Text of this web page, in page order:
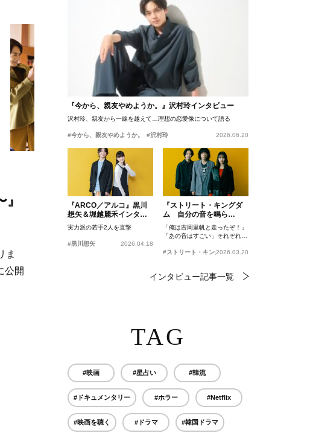
ま
公開
『今から、親友やめようか。』沢村玲インタビュー
沢村玲、親友から一線を越えて…理想の恋愛像について語る
#今から、親友やめようか。 #沢村玲 2026.06.20
『ARCO／アルコ』黒川
想矢＆堀越麗禾インタビ
ュー
実力派の若手2人を直撃
#黒川想矢 2026.04.18
『ストリート・キングダ
ム 自分の音を鳴ら
せ。』峯田和伸、若葉竜
也、吉岡里帆インタビュ
ー
「俺は吉岡里帆と走ったぞ！」
「あの音はすごい」それぞれの
#ストリート・キングダム 自分の音を鳴らせ。
2026.03.20
インタビュー記事一覧
TAG
#映画 #星占い #韓流
#ドキュメンタリー #ホラー #Netflix
#映画を聴く #ドラマ #韓国ドラマ